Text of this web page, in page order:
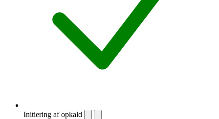
Initiering af opkald